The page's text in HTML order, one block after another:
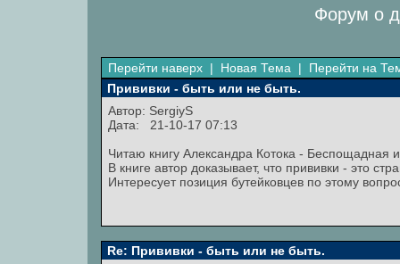
Форум о
Перейти наверх | Новая Тема | Перейти на
Прививки - быть или не быть.
Автор: SergiyS
Дата: 21-10-17 07:13
Читаю книгу Александра Котока - Беспощадная
В книге автор доказывает, что прививки - это
Интересует позиция бутейковцев по этому
Re: Прививки - быть или не быть.